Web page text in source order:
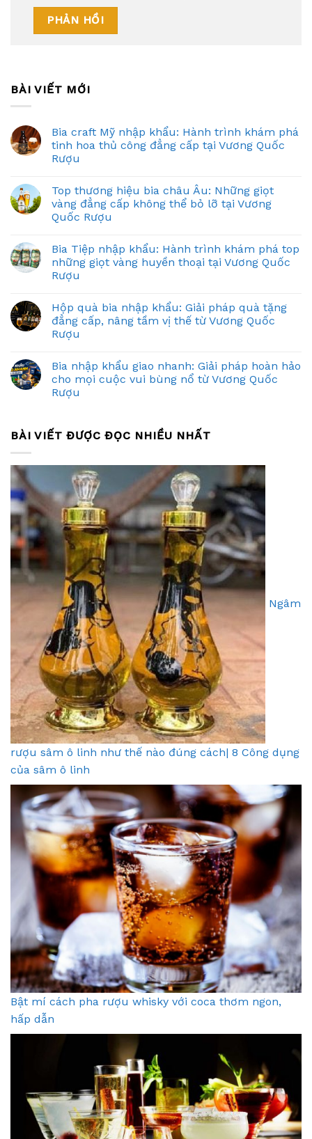
BÀI VIẾT MỚI
Bia craft Mỹ nhập khẩu: Hành trình khám phá
tinh hoa thủ công đẳng cấp tại Vương Quốc
Rượu
Top thương hiệu bia châu Âu: Những giọt
vàng đẳng cấp không thể bỏ lỡ tại Vương
Quốc Rượu
Bia Tiệp nhập khẩu: Hành trình khám phá top
những giọt vàng huyền thoại tại Vương Quốc
Rượu
Hộp quà bia nhập khẩu: Giải pháp quà tặng
đẳng cấp, nâng tầm vị thế từ Vương Quốc
Rượu
Bia nhập khẩu giao nhanh: Giải pháp hoàn hảo
cho mọi cuộc vui bùng nổ từ Vương Quốc
Rượu
BÀI VIẾT ĐƯỢC ĐỌC NHIỀU NHẤT
Ngâm
rượu sâm ô linh như thế nào đúng cách| 8 Công dụng
của sâm ô linh
Bật mí cách pha rượu whisky với coca thơm ngon,
hấp dẫn